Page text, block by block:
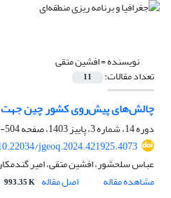
نویسنده =افشین متقی
تعداد مقالات: 11
چالش‌های پیش‌روی کشور چین جهت
دوره 14، شماره 3، پاییز 1403، صفحه
504-522
jgeoq.2024.421925.4073
عباس سلحشور، افشین متقی، امیر
مشاهده مقاله
اصل مقاله 993.35 K